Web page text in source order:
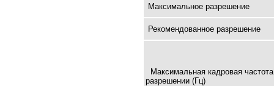
Максимальное разрешение
Рекомендованное разрешение
Максимальная кадровая
разрешении (Гц)